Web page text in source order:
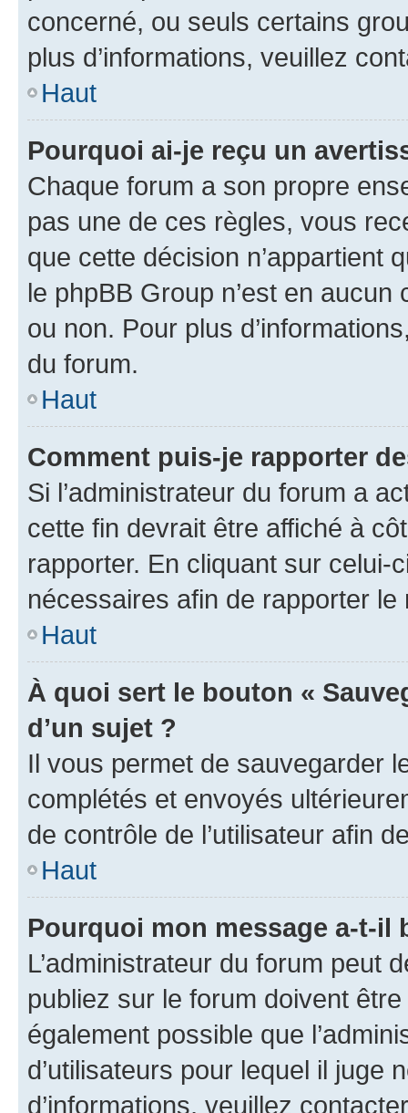
concerné, ou seuls certains
plus d’informations, veuillez
Haut
Pourquoi ai-je reçu un
Chaque forum a son propre
pas une de ces règles, vous
que cette décision n’appartient
le phpBB Group n’est en
ou non. Pour plus
du forum.
Haut
Comment puis-je rapporter
Si l’administrateur du forum a
cette fin devrait être affiché à
rapporter. En cliquant sur
nécessaires afin de rapporter le
Haut
À quoi sert le bouton «
d’un sujet ?
Il vous permet de sauvegarder
complétés et envoyés
de contrôle de l’utilisateur afin
Haut
Pourquoi mon message a-t-il
L’administrateur du forum peut
publiez sur le forum doivent
également possible que
d’utilisateurs pour lequel il juge
d’informations, veuillez